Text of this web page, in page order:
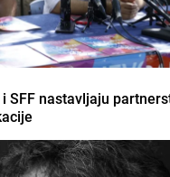
SFF nastavljaju